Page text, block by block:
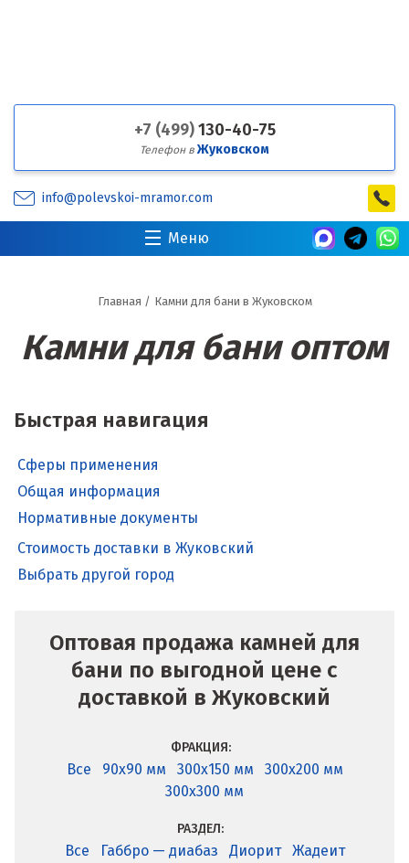
+7 (499)130-40-75
Телефон вЖуковском
info@polevskoi-mramor.com
Меню
Главная / Камни для бани в Жуковском
Камни для бани оптом
Быстрая навигация
Сферы применения
Общая информация
Нормативные документы
Стоимость доставки в Жуковский
Выбрать другой город
Оптовая продажа камней для
бани по выгодной цене с
доставкой в Жуковский
ФРАКЦИЯ:
Все 90x90 мм 300x150 мм
300x200 мм
300x300 мм
РАЗДЕЛ:
Все Габбро — диабаз Диорит
Жадеит